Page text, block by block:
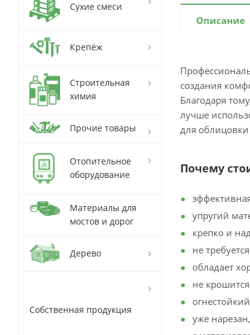
Описание
создания
Благодаря
лучше
для
Почему
упругий
крепко и
не
обладает
не
уже нарезан,
Сухие смеси
Крепёж
Строительная
химия
Прочие товары
Отопительное
оборудование
Материалы для
мостов и дорог
Дерево
Собственная продукция